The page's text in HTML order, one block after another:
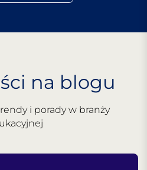
na blogu
i porady w branży